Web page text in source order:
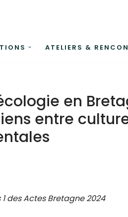
ATELIERS &
en
entre
des Actes Bretagne 2024